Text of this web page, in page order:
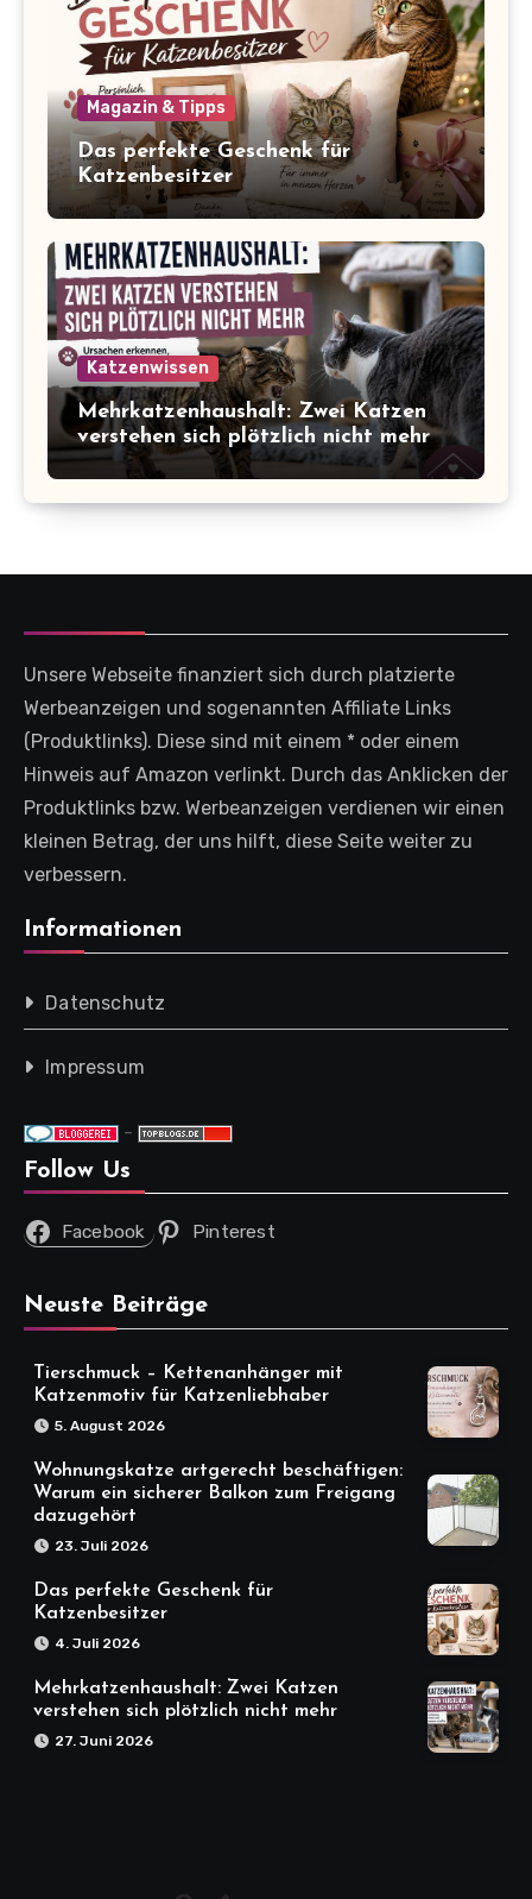
Magazin & Tipps
Das perfekte Geschenk für
Katzenbesitzer
Katzenwissen
Mehrkatzenhaushalt: Zwei Katzen
verstehen sich plötzlich nicht mehr
Unsere Webseite finanziert sich durch platzierte
Werbeanzeigen und sogenannten Affiliate Links
(Produktlinks). Diese sind mit einem * oder einem
Hinweis auf Amazon verlinkt. Durch das Anklicken der
Produktlinks bzw. Werbeanzeigen verdienen wir einen
kleinen Betrag, der uns hilft, diese Seite weiter zu
verbessern.
Informationen
Datenschutz
Impressum
-
Follow Us
Facebook Pinterest
Neuste Beiträge
Tierschmuck – Kettenanhänger mit
Katzenmotiv für Katzenliebhaber
5. August 2026
Wohnungskatze artgerecht beschäftigen:
Warum ein sicherer Balkon zum Freigang
dazugehört
23. Juli 2026
Das perfekte Geschenk für
Katzenbesitzer
4. Juli 2026
Mehrkatzenhaushalt: Zwei Katzen
verstehen sich plötzlich nicht mehr
27. Juni 2026